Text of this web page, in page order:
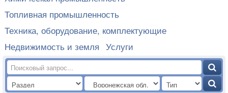
Топливная промышленность
Техника, оборудование, комплектующие
Недвижимость и земля Услуги